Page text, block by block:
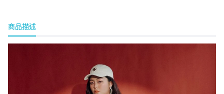
商品描述